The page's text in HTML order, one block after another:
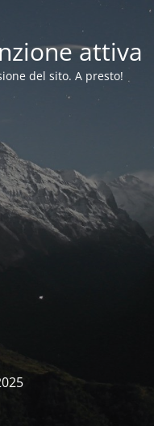
attiva
del sito. A presto!